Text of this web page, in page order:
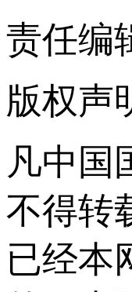
责任编
版权声
凡中国
不得转
已经本